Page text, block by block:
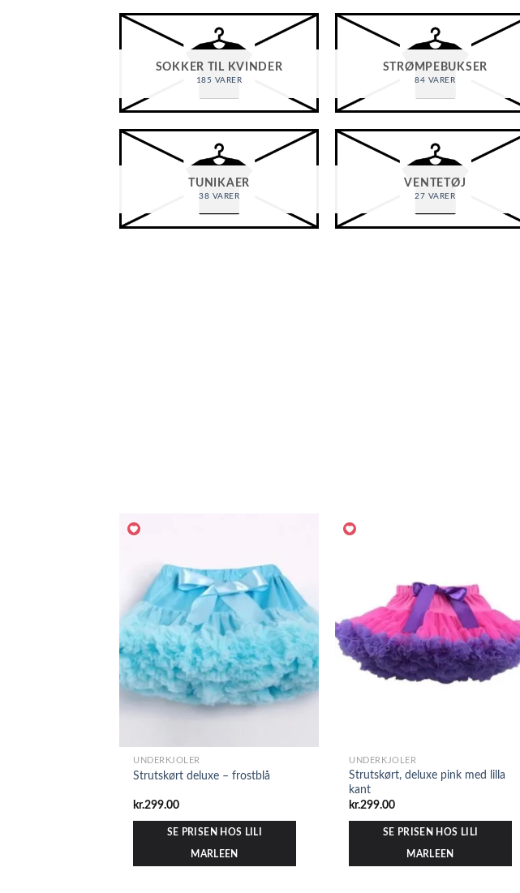
SOKKER TIL KVINDER
185 VARER
STRØMPEBUKSER
84 VARER
TUNIKAER
38 VARER
VENTETØJ
27 VARER
UNDERKJOLER
Strutskørt deluxe – frostblå
kr.299.00
SE PRISEN HOS LILI
MARLEEN
UNDERKJOLER
Strutskørt, deluxe pink med lilla
kant
kr.299.00
SE PRISEN HOS LILI
MARLEEN